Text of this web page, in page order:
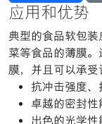
应用和优势
典型的食品软包
菜等食品的薄膜
膜，并且可以承受
抗冲击强度
卓越的密封性
出色的光学性